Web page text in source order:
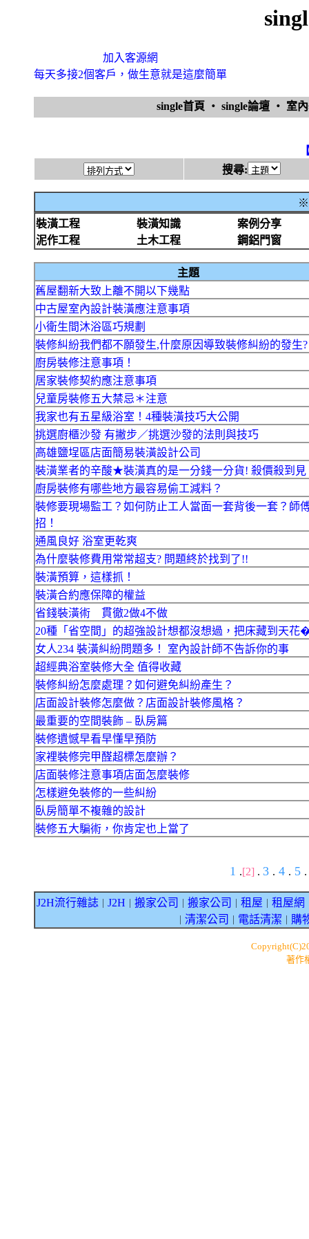
加入客源網
每天多接2個客戶，做生意就是這麼簡單
single首頁 ‧ single論壇 ‧ 室
搜尋:
※
裝潢工程
裝潢知識
案例分享
泥作工程
土木工程 鋼鋁門窗
主題
舊屋翻新大致上離不開以下幾點
中古屋室內設計裝潢應注意事項
小衛生間沐浴區巧規劃
裝修糾紛我們都不願發生,什麼原因導致裝修糾紛的發生?
廚房裝修注意事項！
居家裝修契約應注意事項
兒童房裝修五大禁忌＊注意
我家也有五星級浴室！4種裝潢技巧大公開
挑選廚櫃沙發 有撇步／挑選沙發的法則與技巧
高雄鹽埕區店面簡易裝潢設計公司
裝潢業者的辛酸★裝潢真的是一分錢一分貨! 殺價殺到見
廚房裝修有哪些地方最容易偷工減料？
裝修要現場監工？如何防止工人當面一套背後一套？師
招！
通風良好 浴室更乾爽
為什麼裝修費用常常超支? 問題終於找到了!!
裝潢預算，這樣抓！
裝潢合約應保障的權益
省錢裝潢術 貫徹2做4不做
20種「省空間」的超強設計想都沒想過，把床藏到天花
女人234 裝潢糾紛問題多！ 室內設計師不告訴你的事
超經典浴室裝修大全 值得收藏
裝修糾紛怎麼處理？如何避免糾紛產生？
店面設計裝修怎麼做？店面設計裝修風格？
最重要的空間裝飾 – 臥房篇
裝修遺憾早看早懂早預防
家裡裝修完甲醛超標怎麼辦？
店面裝修注意事項店面怎麼裝修
怎樣避免裝修的一些糾紛
臥房簡單不複雜的設計
裝修五大騙術，你肯定也上當了
1 .[2] . 3 . 4 . 5 .
J2H流行雜誌 J2H 搬家公司 搬家公司 租屋 租屋網
清潔公司 電話清潔 購
著作